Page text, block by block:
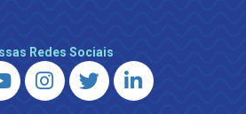
Redes Sociais